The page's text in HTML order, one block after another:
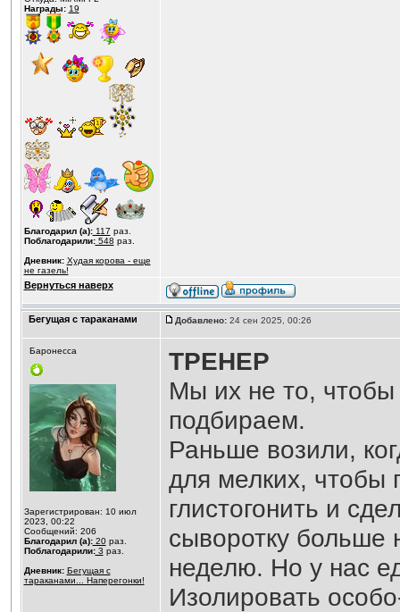
Награды: 19
Благодарил (а):117 раз.
Поблагодарили:548 раз.
Дневник: Худая корова - еще
не газель!
Вернуться наверх
Бегущая с тараканами Добавлено:24 сен 2025, 00:26
Баронесса
Зарегистрирован: 10 июл
2023, 00:22
Сообщений: 206
Благодарил (а):20раз.
Поблагодарили:3 раз.
Дневник: Бегущая с
тараканами... Наперегонки!
ТРЕНЕР
Мы их не то,
подбираем.
Раньше возили,
для мелких, чтобы
глистогонить и
сыворотку больше
неделю. Но у нас
Изолировать